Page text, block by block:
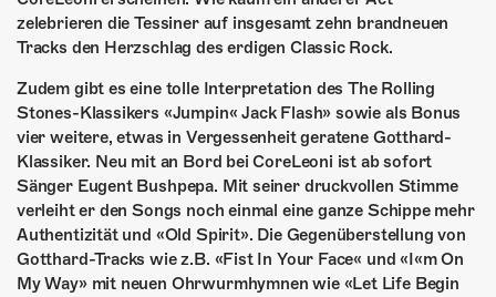
zelebrieren die Tessiner auf insgesamt zehn brandneuen
Tracks den Herzschlag des erdigen Classic Rock.
Zudem gibt es eine tolle Interpretation des The Rolling
Stones-Klassikers «Jumpin« Jack Flash» sowie als Bonus
vier weitere, etwas in Vergessenheit geratene Gotthard-
Klassiker. Neu mit an Bord bei CoreLeoni ist ab sofort
Sänger Eugent Bushpepa. Mit seiner druckvollen Stimme
verleiht er den Songs noch einmal eine ganze Schippe mehr
Authentizität und «Old Spirit». Die Gegenüberstellung von
Gotthard-Tracks wie z.B. «Fist In Your Face« und «I«m On
My Way» mit neuen Ohrwurmhymnen wie «Let Life Begin